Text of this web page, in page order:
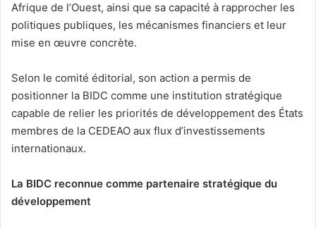
Afrique de l’Ouest, ainsi que sa capacité à rapprocher les
politiques publiques, les mécanismes financiers et leur
mise en œuvre concrète.
Selon le comité éditorial, son action a permis de
positionner la BIDC comme une institution stratégique
capable de relier les priorités de développement des États
membres de la CEDEAO aux flux d’investissements
internationaux.
La BIDC reconnue comme partenaire stratégique du
développement